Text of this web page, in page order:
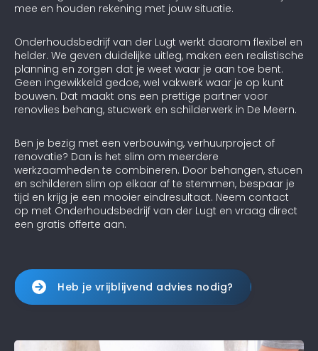
mee en houden rekening met jouw situatie.
Onderhoudsbedrijf van der Lugt werkt daarom flexibel en
helder. We geven duidelijke uitleg, maken een realistische
planning en zorgen dat je weet waar je aan toe bent.
Geen ingewikkeld gedoe, wel vakwerk waar je op kunt
bouwen. Dat maakt ons een prettige partner voor
renovlies behang, stucwerk en schilderwerk in De Meern.
Ben je bezig met een verbouwing, verhuurproject of
renovatie? Dan is het slim om meerdere
werkzaamheden te combineren. Door behangen, stucen
en schilderen slim op elkaar af te stemmen, bespaar je
tijd en krijg je een mooier eindresultaat. Neem contact
op met Onderhoudsbedrijf van der Lugt en vraag direct
een gratis offerte aan.
Heb je vrijblijvend advies nodig?